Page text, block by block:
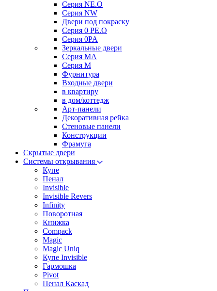
Серия NE.O
Серия NW
Двери под покраску
Серия 0 PE.O
Серия 0PA
Зеркальные двери
Серия MA
Серия M
Фурнитура
Входные двери
в квартиру
в дом/коттедж
Арт-панели
Декоративная рейка
Стеновые панели
Конструкции
Фрамуга
Скрытые двери
Системы открывания
Купе
Пенал
Invisible
Invisible Revers
Infinity
Поворотная
Книжка
Compack
Magic
Magic Uniq
Купе Invisible
Гармошка
Pivot
Пенал Каскад